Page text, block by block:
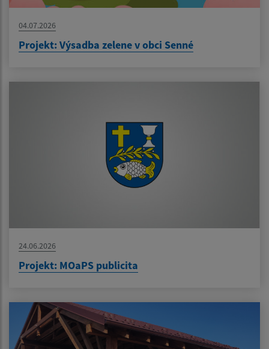
04.07.2026
Projekt: Výsadba zelene v obci Senné
24.06.2026
Projekt: MOaPS publicita